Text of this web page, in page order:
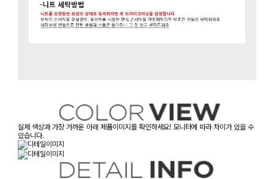
실제 색상과 가장 가까운 아래 제품이미지를 확인하세요! 모니터에 따라 차이가 있을 수
있습니다.